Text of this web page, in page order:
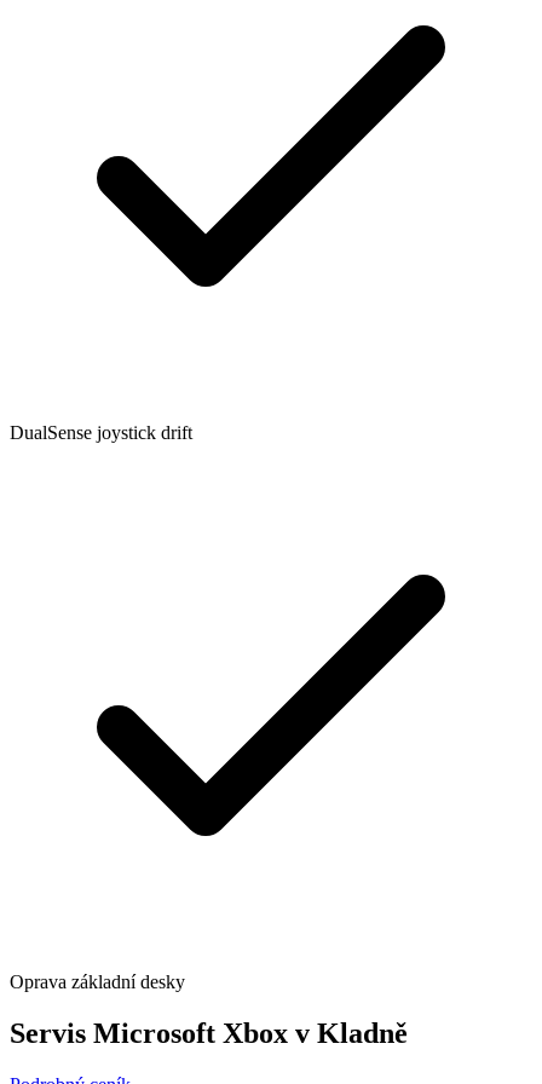
DualSense joystick drift
Oprava základní desky
Servis Microsoft Xbox v Kladně